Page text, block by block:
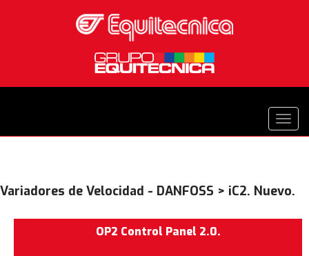
Variadores de Velocidad - DANFOSS > iC2. Nuevo.
OP2 Control Panel 2.0.